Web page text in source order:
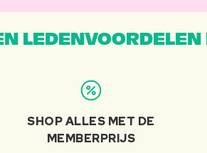
SHOP ALLES MET DE
MEMBERPRIJS